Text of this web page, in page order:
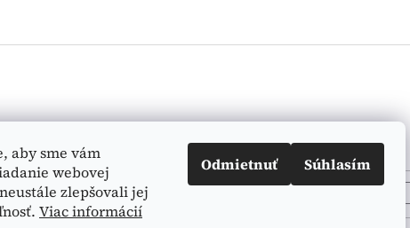
aby sme vám
webovej
zlepšovali jej
Viac informácií
Odmietnuť Súhlasím
Vyhľadávanie